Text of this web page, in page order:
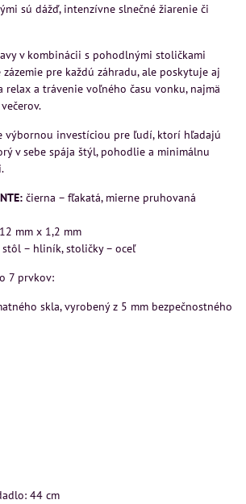
sú dážď, intenzívne slnečné žiarenie či
v kombinácii s pohodlnými stoličkami
pre každú záhradu, ale poskytuje aj
relax a trávenie voľného času vonku, najmä
výbornou investíciou pre ľudí, ktorí hľadajú
v sebe spája štýl, pohodlie a minimálnu
čierna – fľakatá, mierne pruhovaná
mm x 1,2 mm
stôl – hliník, stoličky – oceľ
7 prvkov:
skla, vyrobený z 5 mm bezpečnostného
44 cm